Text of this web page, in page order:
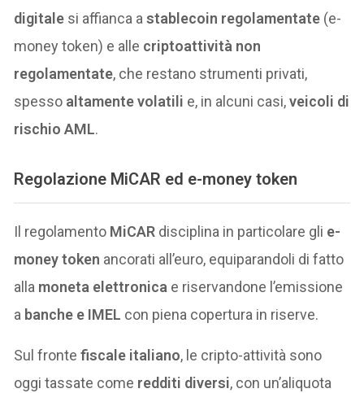
digitale si affianca astablecoin regolamentate (e-
money token) e alle criptoattività non
regolamentate, che restano strumenti privati,
spesso altamente volatili e, in alcuni casi,veicoli di
rischio AML.
Regolazione MiCAR ed e-money token
Il regolamento MiCAR disciplina in particolare gli e-
money token ancorati all’euro, equiparandoli di fatto
alla moneta elettronica e riservandone l’emissione
a banche e IMEL con piena copertura in riserve.
Sul frontefiscale italiano, le cripto-attività sono
oggi tassate come redditi diversi, con un’aliquota